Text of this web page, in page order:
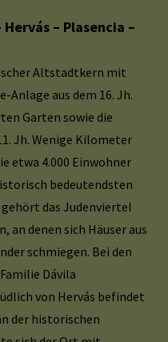
– Plasencia –
Altstadtkern mit
Anlage aus dem 16. Jh.
Garten sowie die
Jh. Wenige Kilometer
etwa 4.000 Einwohner
bedeutendsten
das Judenviertel
an denen sich Häuser aus
schmiegen. Bei den
Dávila
von Hervás befindet
der historischen